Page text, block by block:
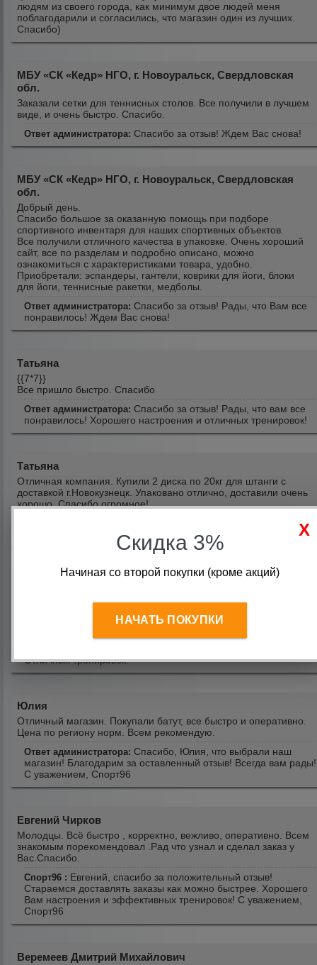
людям из своего города, как минимум двое людей меня
поблагодарили и согласились, что магазин один из лучших.
Спасибо)
МБУ «СК «Кедр» НГО, г. Новоуральск, Свердловская
обл.
Заказали сетки для теннисных столов. Все получили в лучшем
виде, и очень быстро. Спасибо.
Ответ администратора: Спасибо за отзыв! Ждем Вас снова!
МБУ «СК «Кедр» НГО, г. Новоуральск, Свердловская
обл.
Добрый день.
Спасибо большое за оказанную помощь при подборе
спортивного инвентаря для наших спортивных объектов.
Все получили отличного качества в упаковке. Очень хороший
сайт, все по разделам и подробно описано, можно
ознакомиться с характеристиками товара, удобно.
Приобретали: эспандеры, гантели, коврики для йоги, блоки
для йоги, теннисные ракетки, медболы.
Ответ администратора: Спасибо за отзыв! Рады, что Вам все
понравилось! Ждем Вас снова!
Татьяна
{{7*7}}
Все пришло быстро. Спасибо
Ответ администратора: Спасибо за отзыв! Рады, что вам все
понравилось! Хорошего настроения и отличных тренировок!
Татьяна
Отличная компания. Купили 2 диска по 20кг для штанги с
доставкой г.Новокузнецк. Упаковано отлично, доставили очень
хорошо. Спасибо огромное!
Спасибо за отзыв, Татьяна! Отличных
тренировок и хорошего настроения!
Клуб "Карат"
надёжно упаковано. Менеджеры моментально отвечают на
Отличных тренировок!
Юлия
Отличный магазин. Покупали батут, все быстро и оперативно.
Цена по региону норм. Всем рекомендую.
Ответ администратора: Спасибо, Юлия, что выбрали наш
магазин! Благодарим за оставленный отзыв! Всегда вам рады!
С уважением, Спорт96
Евгений Чирков
Молодцы. Всё быстро , корректно, вежливо, оперативно. Всем
знакомым порекомендовал .Рад что узнал и сделал заказ у
Вас.Спасибо.
Спорт96 : Евгений, спасибо за положительный отзыв!
Стараемся доставлять заказы как можно быстрее. Хорошего
Вам настроения и эффективных тренировок! С уважением,
Спорт96
Веремеев Дмитрий Михайлович
Скидка 3%
Начиная со второй покупки (кроме акций)
НАЧАТЬ ПОКУПКИ